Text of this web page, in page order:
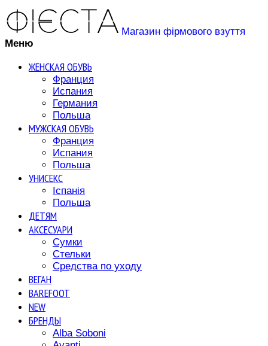
Магазин фірмового взуття
Меню
ЖЕНСКАЯ ОБУВЬ
Франция
Испания
Германия
Польша
МУЖСКАЯ ОБУВЬ
Франция
Испания
Польша
УНИСЕКС
Іспанія
Польша
ДЕТЯМ
АКСЕСУАРИ
Сумки
Стельки
Средства по уходу
ВЕГАН
BAREFOOT
NEW
БРЕНДЫ
Alba Soboni